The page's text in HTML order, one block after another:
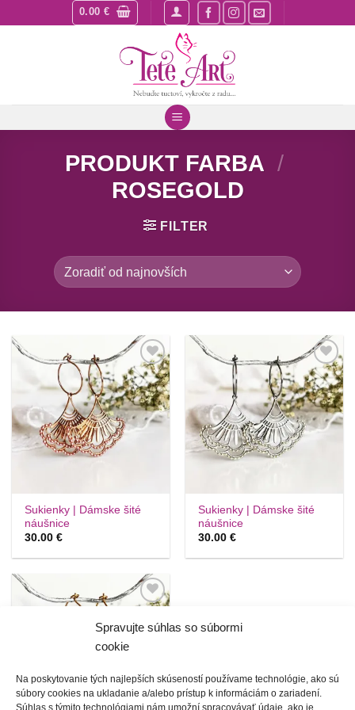
Spravujte súhlas so súbormi
cookie
Na poskytovanie tých najlepších skúseností používame technológie, ako sú
súbory cookies na ukladanie a/alebo prístup k informáciám o zariadení.
Súhlas s týmito technológiami nám umožní spracovávať údaje, ako je
to
0.00 €
PRODUKT FARBA /
ROSEGOLD
FILTER
Túto
krasotinku
si prosím
Sukienky | Dámske šité
náušnice
30.00€
Túto
krasotinku
si prosím
Sukienky | Dámske šité
náušnice
30.00€
krasotinku
si prosím